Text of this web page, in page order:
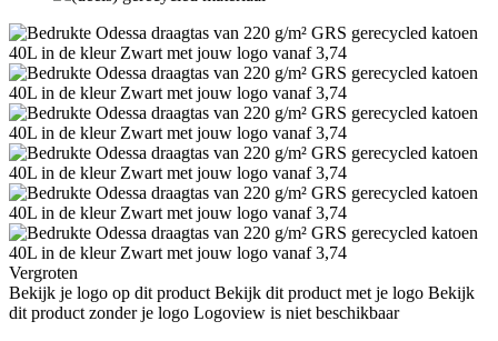
Vergroten
Bekijk je logo op dit product Bekijk dit product met je logo Bekijk
dit product zonder je logo Logoview is niet beschikbaar